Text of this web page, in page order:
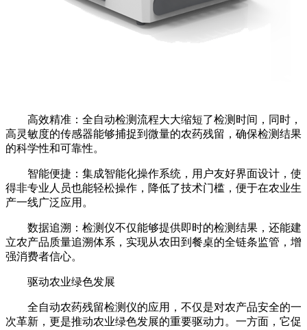
高效精准：全自动检测流程大大缩短了检测时间，同时，
高灵敏度的传感器能够捕捉到微量的农药残留，确保检测结果
的科学性和可靠性。
智能便捷：集成智能化操作系统，用户友好界面设计，使
得非专业人员也能轻松操作，降低了技术门槛，便于在农业生
产一线广泛应用。
数据追溯：检测仪不仅能够提供即时的检测结果，还能建
立农产品质量追溯体系，实现从农田到餐桌的全链条监管，增
强消费者信心。
驱动农业绿色发展
全自动农药残留检测仪的应用，不仅是对农产品安全的一
次革新，更是推动农业绿色发展的重要驱动力。一方面，它促